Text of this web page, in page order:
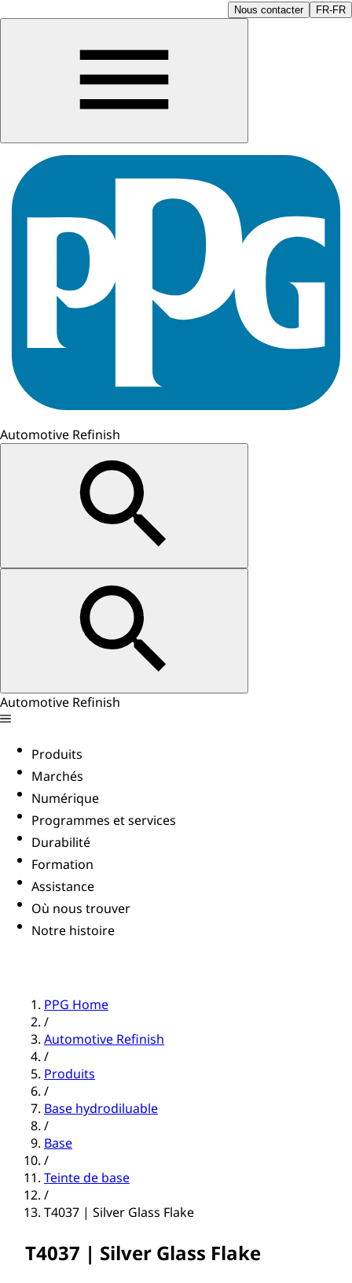
Nous contacter FR-FR
Automotive Refinish
Automotive Refinish
Produits
Marchés
Numérique
Programmes et services
Durabilité
Formation
Assistance
Où nous trouver
Notre histoire
PPG Home
/
Automotive Refinish
/
Produits
/
Base hydrodiluable
/
Base
/
Teinte de base
/
T4037 | Silver Glass Flake
T4037 | Silver Glass Flake